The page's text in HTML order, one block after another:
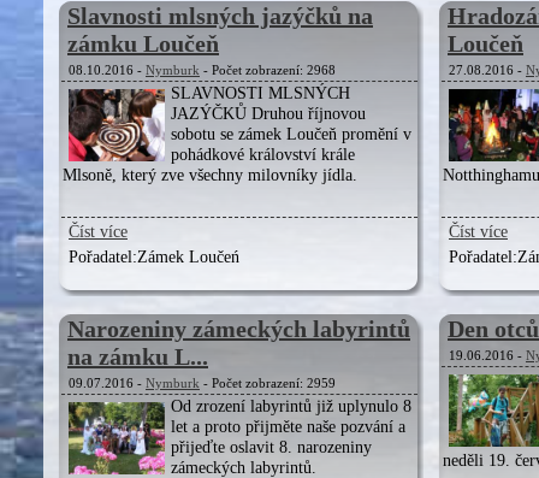
Slavnosti mlsných jazýčků na
zámku Loučeň
08.10.2016 - Nymburk - Počet zobrazení: 2968
SLAVNOSTI MLSNÝCH
JAZÝČKŮ Druhou říjnovou
sobotu se zámek Loučeň promění v
pohádkové království krále
Mlsoně, který zve všechny milovníky jídla.
Číst více
Pořadatel:Zámek Loučeń
Loučeň
27.08.2016 -
Číst více
Pořadatel:
Narozeniny zámeckých labyrintů
na zámku L...
09.07.2016 - Nymburk - Počet zobrazení: 2959
Od zrození labyrintů již uplynulo 8
let a proto přijměte naše pozvání a
přijeďte oslavit 8. narozeniny
zámeckých labyrintů.
Den
19.06.2016 -
neděli 19.